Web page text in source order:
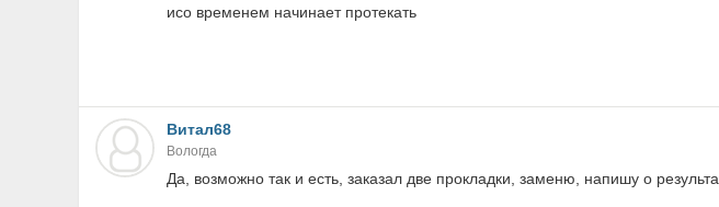
исо временем начинает протекать
Витал68
Вологда
Да, возможно так и есть, заказал две прокладки, заменю, напишу о